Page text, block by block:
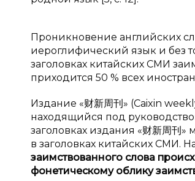
Проникновение английских
иероглифический язык и без
заголовках китайских СМИ
приходится 50 % всех
Издание «财新周刊» (Caixin
находящийся под
заголовках издания «财新周
в заголовках китайских СМИ.
заимствованного слова
фонетическому облику